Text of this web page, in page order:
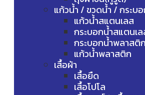
แก้วน้ำ / ขวดน้ำ / กระบ
แก้วน้ำสแตนเลส
กระบอกน้ำสแตนเ
กระบอกน้ำพลาสติก
แก้วน้ำพลาสติก
เสื้อผ้า
เสื้อยืด
เสื้อโปโล